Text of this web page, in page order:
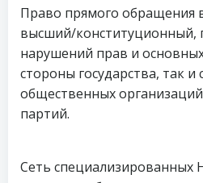
Право прямого обращения
высший/конституционный,
нарушений прав и
стороны государства, так и
общественных
партий.
Сеть